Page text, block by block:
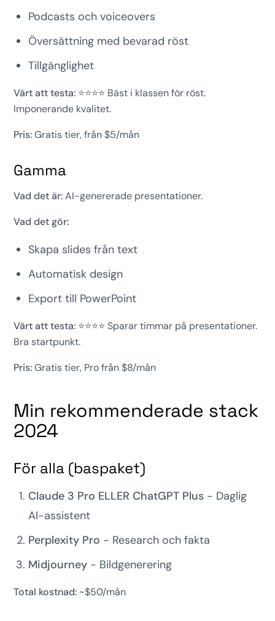
Podcasts och voiceovers
Översättning med bevarad röst
Tillgänglighet
Värt att testa: ⭐⭐⭐⭐ Bäst i klassen för röst.
Imponerande kvalitet.
Pris:Gratis tier, från $5/mån
Gamma
Vad det är:AI-genererade presentationer.
Vad det gör:
Skapa slides från text
Automatisk design
Export till PowerPoint
Värt att testa: ⭐⭐⭐⭐ Sparar timmar på presentationer.
Bra startpunkt.
Pris:Gratis tier, Pro från $8/mån
Min rekommenderade stack
2024
För alla (baspaket)
Claude 3 Pro ELLER ChatGPT Plus - Daglig
AI-assistent
Perplexity Pro - Research och fakta
Midjourney - Bildgenerering
Total kostnad: ~$50/mån